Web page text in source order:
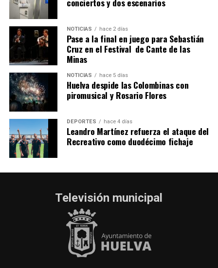
2026
hace 6 días· Huelvatv
NOTICIAS hace 2 días
Pase a la final en juego para Sebastián
Cruz en el Festival de Cante de las
Minas
NOTICIAS hace 5 días
Huelva despide las Colombinas con
piromusical y Rosario Flores
DEPORTES hace 4 días
Leandro Martínez refuerza el ataque del
Recreativo como duodécimo fichaje
Televisión municipal